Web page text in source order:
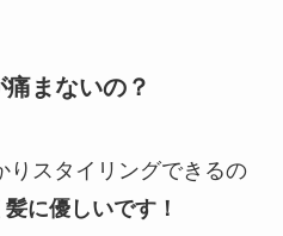
まないの？
りスタイリングできるの
に優しいです！